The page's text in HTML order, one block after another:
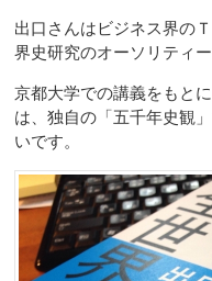
出口さんはビジネス界の
界史研究のオーソリティ
京都大学での講義をもと
は、独自の「五千年史観
いです。